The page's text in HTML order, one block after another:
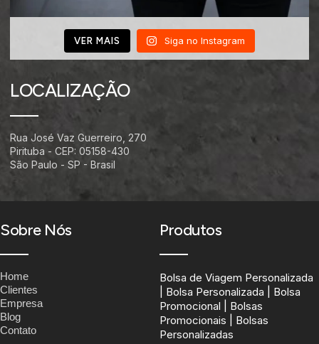
VER MAIS Siga no Instagram
LOCALIZAÇÃO
Rua José Vaz Guerreiro, 270
Pirituba - CEP: 05158-430
São Paulo - SP - Brasil
Sobre Nós
Home
Clientes
Empresa
Blog
Contato
Produtos
Bolsa de Viagem Personalizada
| Bolsa Personalizada | Bolsa
Promocional | Bolsas
Promocionais | Bolsas
Personalizadas